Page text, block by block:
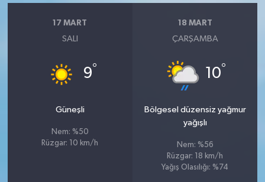
17 MART
SALI
9°
Güneşli
Nem: %50
Rüzgar: 10 km/h
18 MART
ÇARŞAMBA
10°
Bölgesel düzensiz yağmur
yağışlı
Nem: %56
Rüzgar: 18 km/h
Yağış Olasılığı: %74